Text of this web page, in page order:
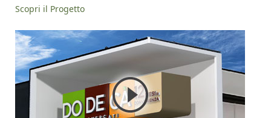
Scopri il Progetto